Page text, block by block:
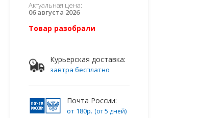
Актуальная цена:
06 августа 2026
Товар разобрали
Курьерская доставка:
завтра бесплатно
Почта России:
от 180р. (от 5 дней)